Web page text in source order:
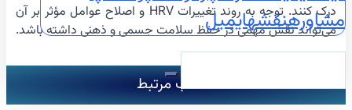
مشاورهنقشهایمیل
درک کنند. توجه به روند تغییرات HRV و اصلاح عوامل مؤثر بر آن
می‌تواند نقش مهمی در حفظ سلامت جسمی و ذهنی داشته باشد.
مطالب مرتبط